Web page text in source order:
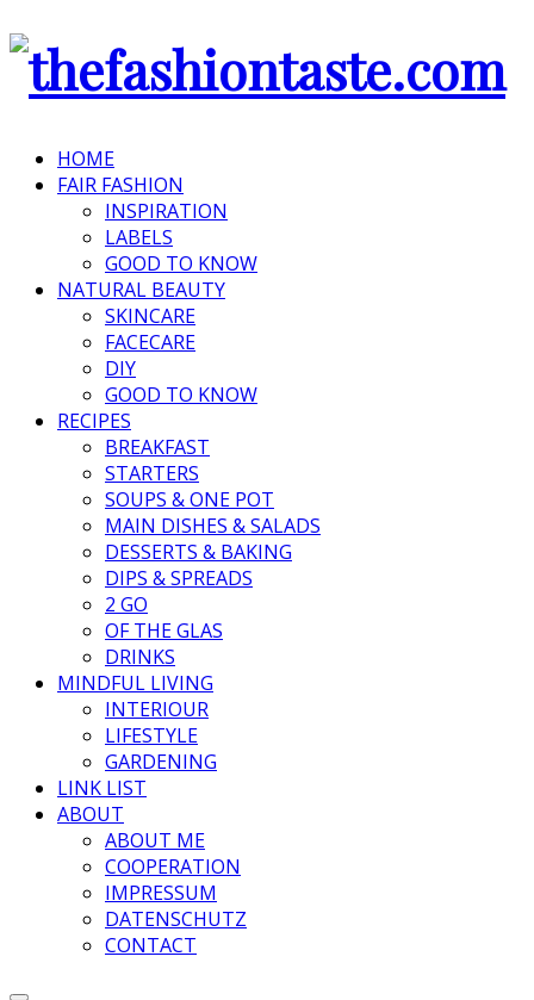
HOME
FAIR FASHION
INSPIRATION
LABELS
GOOD TO KNOW
NATURAL BEAUTY
SKINCARE
FACECARE
DIY
GOOD TO KNOW
RECIPES
BREAKFAST
STARTERS
SOUPS & ONE POT
MAIN DISHES & SALADS
DESSERTS & BAKING
DIPS & SPREADS
2 GO
OF THE GLAS
DRINKS
MINDFUL LIVING
INTERIOUR
LIFESTYLE
GARDENING
LINK LIST
ABOUT
ABOUT ME
COOPERATION
IMPRESSUM
DATENSCHUTZ
CONTACT